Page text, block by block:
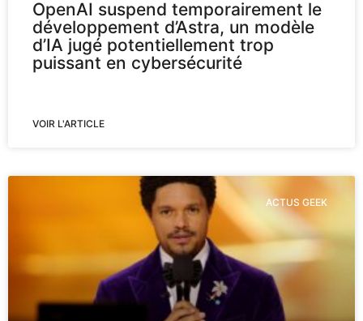
OpenAI suspend temporairement le
développement d’Astra, un modèle
d’IA jugé potentiellement trop
puissant en cybersécurité
VOIR L'ARTICLE
ACTUS GEEK